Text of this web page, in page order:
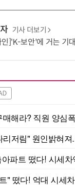
기사 더보기
인]'K-보안'에 거는 기대